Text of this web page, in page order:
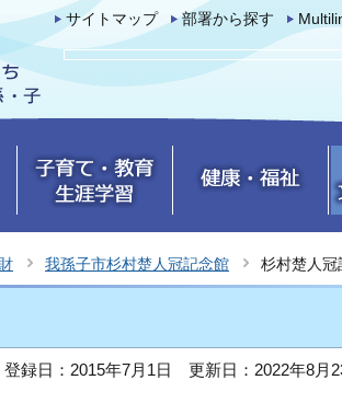
サイトマップ 部署から探す
我孫子市杉村楚人冠記念館 杉村楚人
登録日：2015年7月1日 更新日：2022年8月